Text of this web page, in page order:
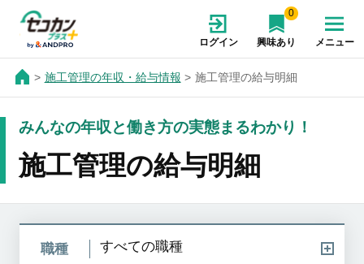
ログイン
0
興味あり メニュー
施工管理の年収・給与情報 施工管理の給与明細
みんなの年収と働き方の実態まるわかり！
施工管理の給与明細
職種 すべての職種